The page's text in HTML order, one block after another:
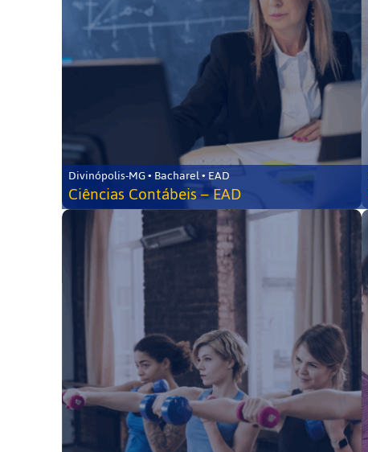
Divinópolis-MG • Bacharel • EAD
Ciências Contábeis – EAD